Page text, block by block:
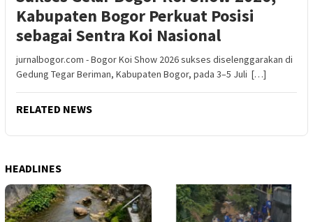
Kabupaten Bogor Perkuat Posisi
sebagai Sentra Koi Nasional
jurnalbogor.com - Bogor Koi Show 2026 sukses diselenggarakan di
Gedung Tegar Beriman, Kabupaten Bogor, pada 3–5 Juli […]
RELATED NEWS
HEADLINES